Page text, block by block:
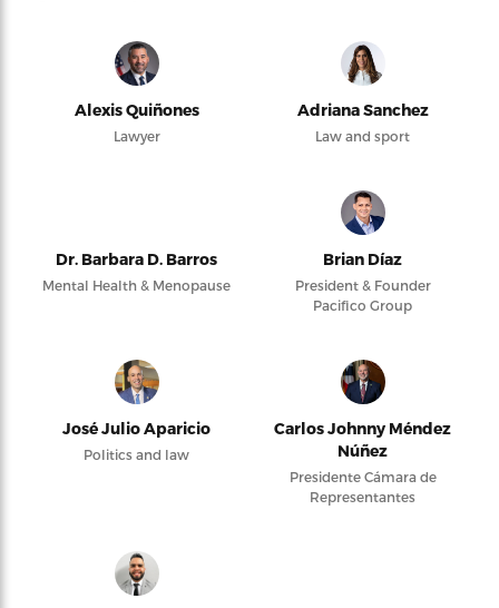
Alexis Quiñones
Lawyer
Adriana Sanchez
Law and sport
Dr. Barbara D. Barros
Mental Health & Menopause
Brian Díaz
President & Founder
Pacifico Group
José Julio Aparicio
Politics and law
Carlos Johnny Méndez
Núñez
Presidente Cámara de
Representantes